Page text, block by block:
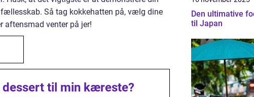
Så tag kokkehatten på, vælg dine
aftensmad venter på jer!
dessert til min kæreste?
Den ultimative
til Japan